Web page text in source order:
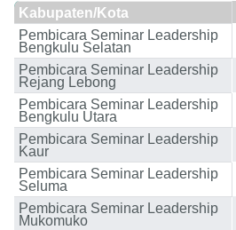
Kabupaten/Kota
Pembicara Seminar Leadership
Bengkulu Selatan
Pembicara Seminar Leadership
Rejang Lebong
Pembicara Seminar Leadership
Bengkulu Utara
Pembicara Seminar Leadership
Kaur
Pembicara Seminar Leadership
Seluma
Pembicara Seminar Leadership
Mukomuko